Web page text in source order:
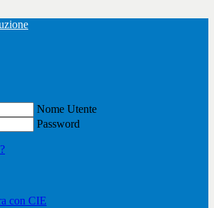
Nome Utente
Password
con CIE